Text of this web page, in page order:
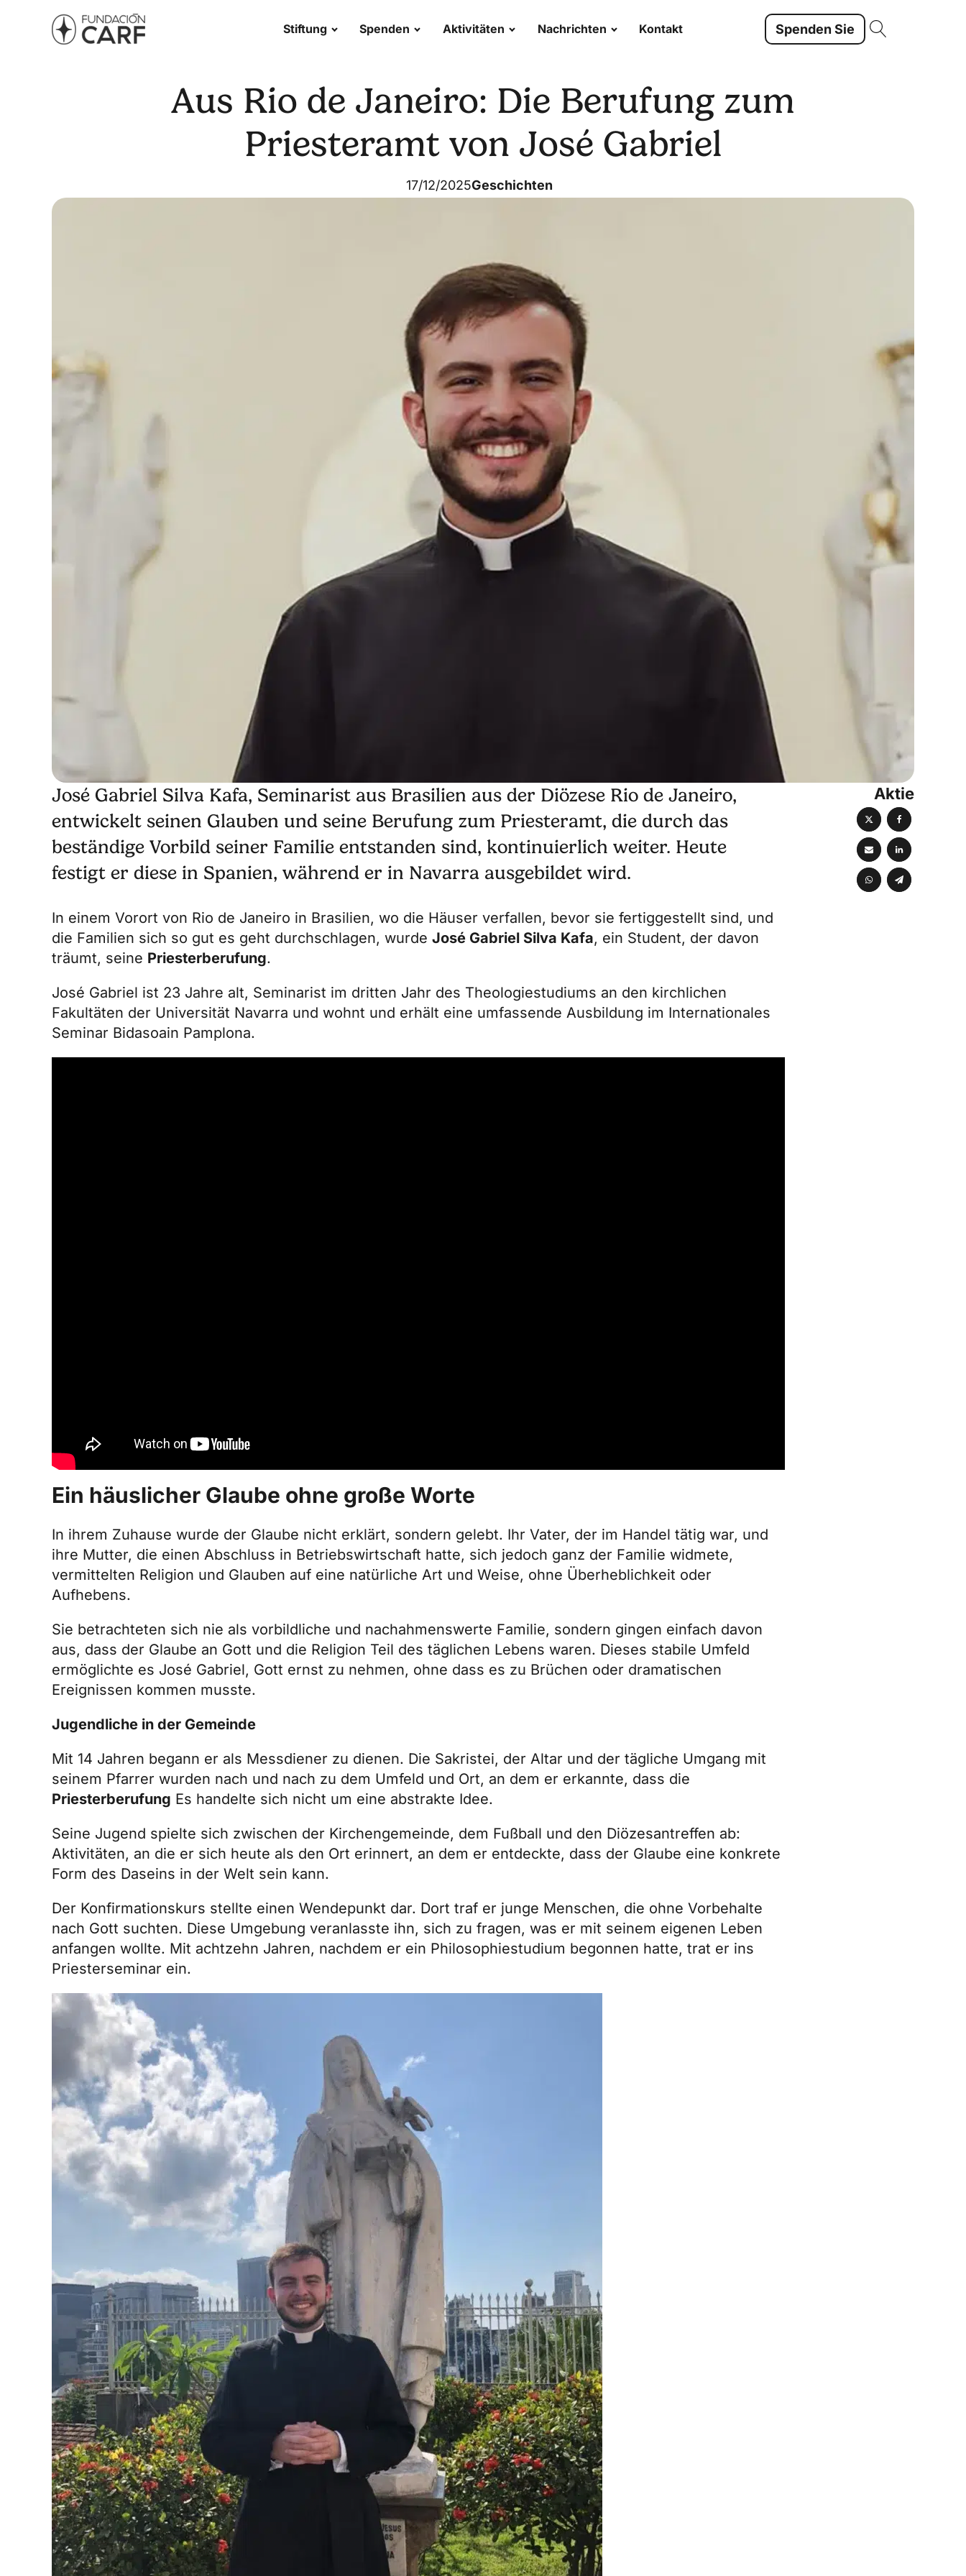
Stiftung Spenden Aktivitäten Nachrichten Kontakt Spenden Sie
Aus Rio de Janeiro: Die Berufung zum
Priesteramt von José Gabriel
17/12/2025Geschichten
José Gabriel Silva Kafa, Seminarist aus Brasilien aus der Diözese Rio de Janeiro,
entwickelt seinen Glauben und seine Berufung zum Priesteramt, die durch das
beständige Vorbild seiner Familie entstanden sind, kontinuierlich weiter. Heute
festigt er diese in Spanien, während er in Navarra ausgebildet wird.
In einem Vorort von Rio de Janeiro in Brasilien, wo die Häuser verfallen, bevor sie fertiggestellt sind, und
die Familien sich so gut es geht durchschlagen, wurde José Gabriel Silva Kafa, ein Student, der davon
träumt, seine Priesterberufung.
José Gabriel ist 23 Jahre alt, Seminarist im dritten Jahr des Theologiestudiums an den kirchlichen
Fakultäten der Universität Navarra und wohnt und erhält eine umfassende Ausbildung im Internationales
Seminar Bidasoain Pamplona.
Ein häuslicher Glaube ohne große Worte
In ihrem Zuhause wurde der Glaube nicht erklärt, sondern gelebt. Ihr Vater, der im Handel tätig war, und
ihre Mutter, die einen Abschluss in Betriebswirtschaft hatte, sich jedoch ganz der Familie widmete,
vermittelten Religion und Glauben auf eine natürliche Art und Weise, ohne Überheblichkeit oder
Aufhebens.
Sie betrachteten sich nie als vorbildliche und nachahmenswerte Familie, sondern gingen einfach davon
aus, dass der Glaube an Gott und die Religion Teil des täglichen Lebens waren. Dieses stabile Umfeld
ermöglichte es José Gabriel, Gott ernst zu nehmen, ohne dass es zu Brüchen oder dramatischen
Ereignissen kommen musste.
Jugendliche in der Gemeinde
Mit 14 Jahren begann er als Messdiener zu dienen. Die Sakristei, der Altar und der tägliche Umgang mit
seinem Pfarrer wurden nach und nach zu dem Umfeld und Ort, an dem er erkannte, dass die
Priesterberufung Es handelte sich nicht um eine abstrakte Idee.
Seine Jugend spielte sich zwischen der Kirchengemeinde, dem Fußball und den Diözesantreffen ab:
Aktivitäten, an die er sich heute als den Ort erinnert, an dem er entdeckte, dass der Glaube eine konkrete
Form des Daseins in der Welt sein kann.
Der Konfirmationskurs stellte einen Wendepunkt dar. Dort traf er junge Menschen, die ohne Vorbehalte
nach Gott suchten. Diese Umgebung veranlasste ihn, sich zu fragen, was er mit seinem eigenen Leben
anfangen wollte. Mit achtzehn Jahren, nachdem er ein Philosophiestudium begonnen hatte, trat er ins
Priesterseminar ein.
Aktie